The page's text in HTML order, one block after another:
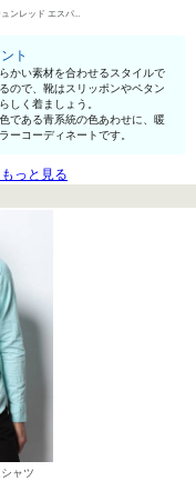
ジュンレッド エスパドリーユ
ト
かい素材を合わせるスタイルで
ので、靴はスリッポンやペタン
しく着ましょう。
である青系統の色あわせに、暖
ーコーディネートです。
っと見る
ャツ